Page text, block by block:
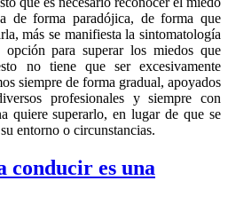
de forma paradójica, de forma que
más se manifiesta la sintomatología
para superar los miedos que
no tiene que ser excesivamente
siempre de forma gradual, apoyados
profesionales y siempre con
quiere superarlo, en lugar de que se
entorno o circunstancias.
conducir es una